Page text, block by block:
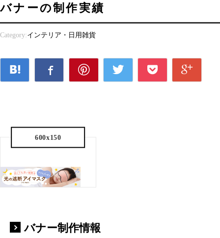
バナーの制作実績
Category:インテリア・日用雑貨
600x150
バナー制作情報